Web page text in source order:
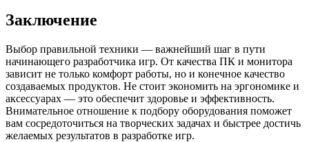
Заключение
Выбор правильной техники — важнейший шаг в пути
начинающего разработчика игр. От качества ПК и монитора
зависит не только комфорт работы, но и конечное качество
создаваемых продуктов. Не стоит экономить на эргономике и
аксессуарах — это обеспечит здоровье и эффективность.
Внимательное отношение к подбору оборудования поможет
вам сосредоточиться на творческих задачах и быстрее достичь
желаемых результатов в разработке игр.